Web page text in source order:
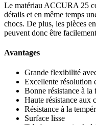
Le matériau ACCURA 25
détails et en même temps
chocs. De plus, les pièces
peuvent donc être
Avantages
Grande flexibilité
Excellente résolution
Bonne résistance à la
Haute résistance aux
Résistance à la
Surface lisse